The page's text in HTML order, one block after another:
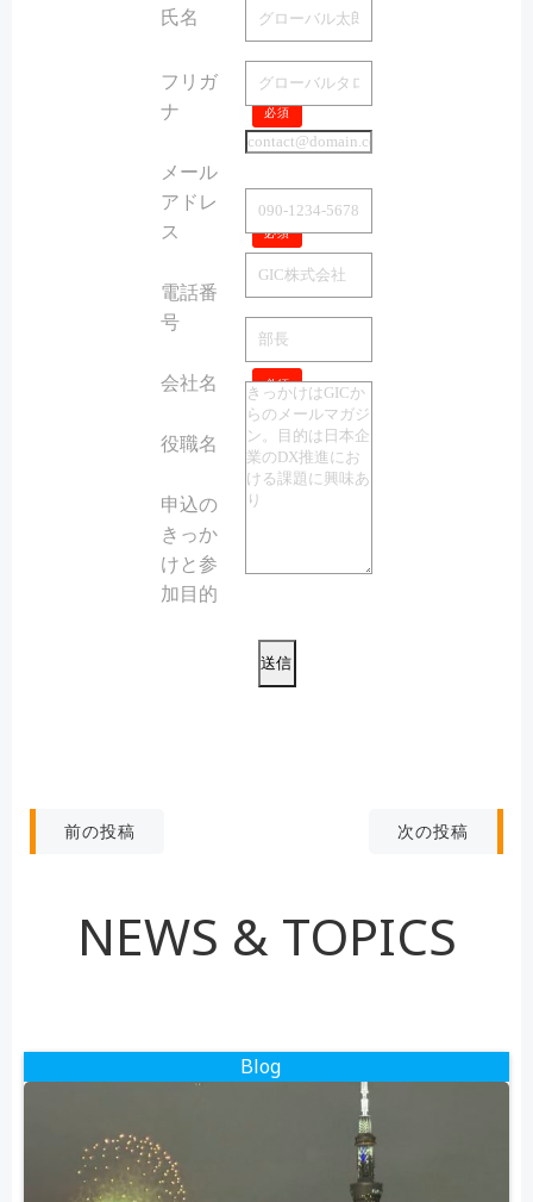
氏名 必須
フリガ
ナ
必須
メール
アドレ
ス
必須
電話番
号
会社名 必須
役職名 必須
申込の
きっか
けと参
加目的
こ
の
フ
ま
ま
て
く
投
ゲ
シ
前の投稿
ナ
ゲ
次の投稿
NEWS & TOPICS
Blog